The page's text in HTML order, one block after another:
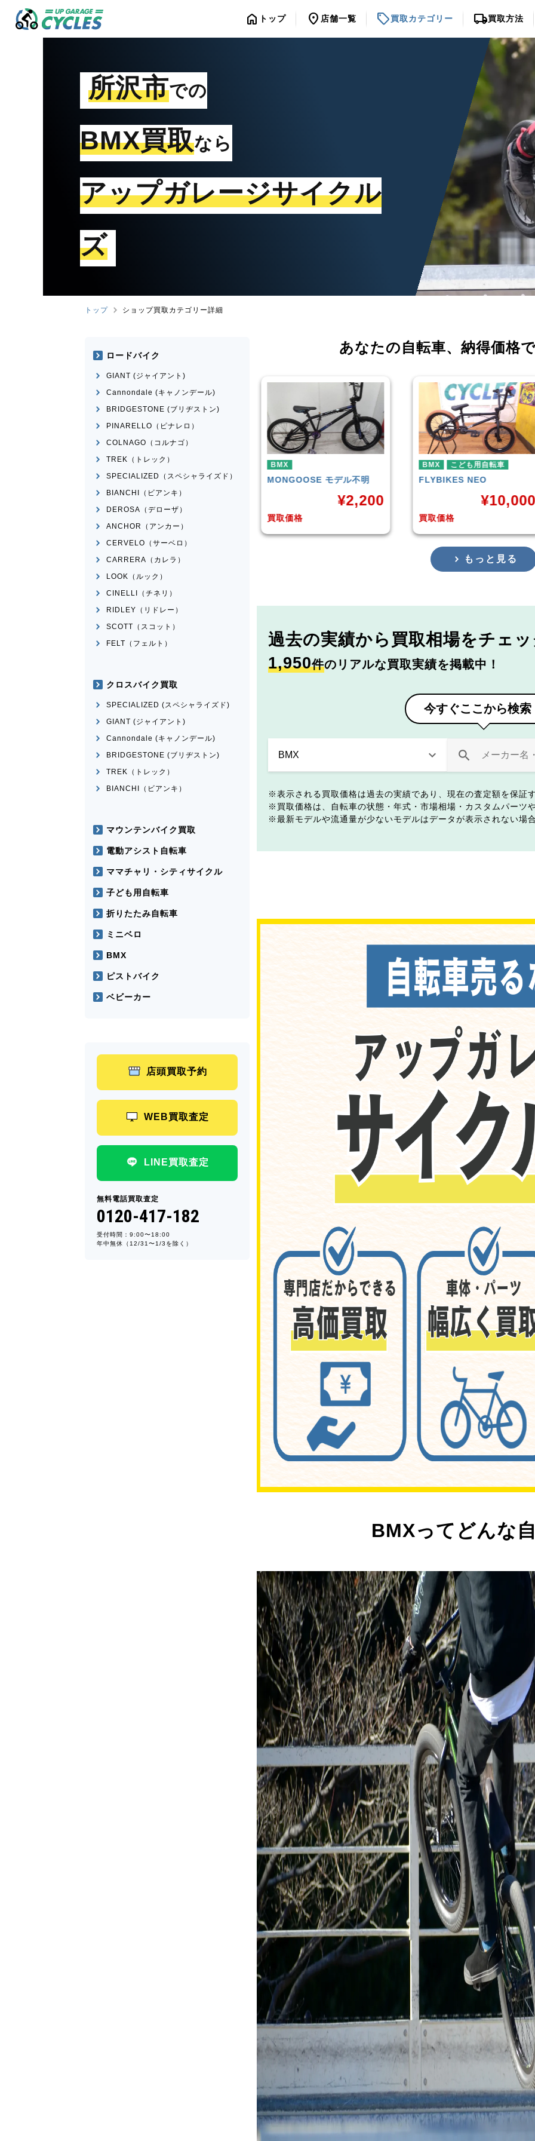
home トップ location_on 店舗一覧 sell買取カテゴリー local_shipping買取方法
所沢市での
BMX買取なら
アップガレージサイクル
ズ
トップ ショップ買取カテゴリー詳細
あなたの自転車、 納得価格
BMX
MONGOOSEモデル不明
BMX
FLYBIKESNEO
買取価格
¥10,000
BMX
HARODOWNTOWN
買取価格
¥
もっと見る
過去の実績から 買取相場をチェ
1,950件のリアルな買取実績を掲載中！
今すぐここから検索
表示される買取価格は過去の実績であり、現在の査定額を保証
買取価格は、自転車の状態・年式・市場相場・カスタムパーツ
最新モデルや流通量が少ないモデルはデータが表示されない場
BMXってどんな
ロードバイク
GIANT (ジャイアント)
Cannondale (キャノンデール)
BRIDGESTONE (ブリヂストン)
PINARELLO（ピナレロ）
COLNAGO（コルナゴ）
TREK（トレック）
SPECIALIZED（スペシャライズド）
BIANCHI（ビアンキ）
DEROSA（デローザ）
ANCHOR（アンカー）
CERVELO（サーベロ）
CARRERA（カレラ）
LOOK（ルック）
CINELLI（チネリ）
RIDLEY（リドレー）
SCOTT（スコット）
FELT（フェルト）
クロスバイク買取
SPECIALIZED (スペシャライズド)
GIANT (ジャイアント)
Cannondale (キャノンデール)
BRIDGESTONE (ブリヂストン)
TREK（トレック）
BIANCHI（ビアンキ）
マウンテンバイク買取
電動アシスト自転車
ママチャリ・シティサイクル
子ども用自転車
折りたたみ自転車
ミニベロ
BMX
ピストバイク
ベビーカー
店頭買取予約
WEB買取査定
LINE買取査定
無料電話買取査定
0120-417-182
受付時間：9:00〜18:00
年中無休（12/31〜1/3を除く）